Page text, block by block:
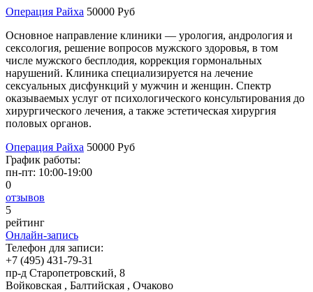
Операция Райха 50000 Руб
Основное направление клиники — урология, андрология и
сексология, решение вопросов мужского здоровья, в том
числе мужского бесплодия, коррекция гормональных
нарушений. Клиника специализируется на лечение
сексуальных дисфункций у мужчин и женщин. Спектр
оказываемых услуг от психологического консультирования до
хирургического лечения, а также эстетическая хирургия
половых органов.
Операция Райха 50000 Руб
График работы:
пн-пт: 10:00-19:00
0
отзывов
5
рейтинг
Онлайн-запись
Телефон для записи:
+7 (495) 431-79-31
пр-д Старопетровский, 8
Войковская , Балтийская , Очаково